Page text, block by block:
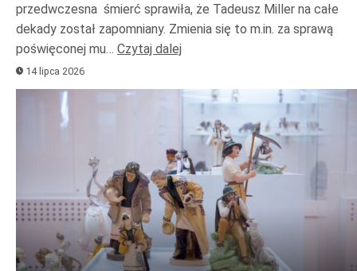
przedwczesna śmierć sprawiła, że Tadeusz Miller na całe
dekady został zapomniany. Zmienia się to m.in. za sprawą
poświęconej mu… Czytaj dalej
14 lipca 2026
Odtwarzacz